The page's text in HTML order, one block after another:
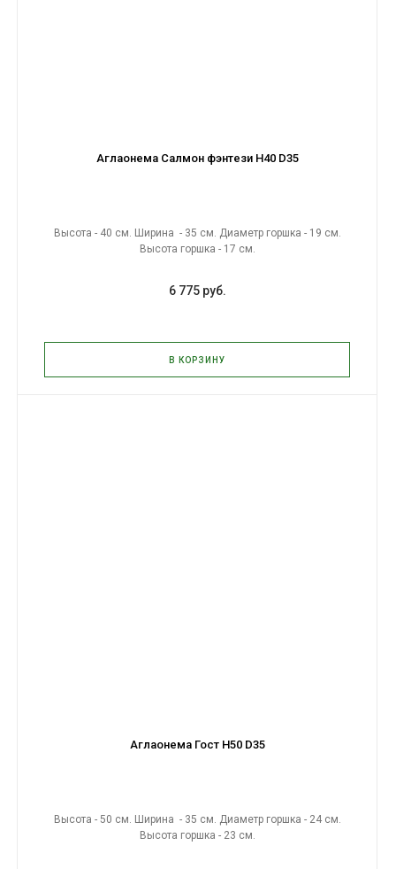
Аглаонема Салмон фэнтези H40 D35
Высота - 40 см. Ширина - 35 см. Диаметр горшка - 19 см.
Высота горшка - 17 см.
6 775 руб.
В КОРЗИНУ
Аглаонема Гост H50 D35
Высота - 50 см. Ширина - 35 см. Диаметр горшка - 24 см.
Высота горшка - 23 см.